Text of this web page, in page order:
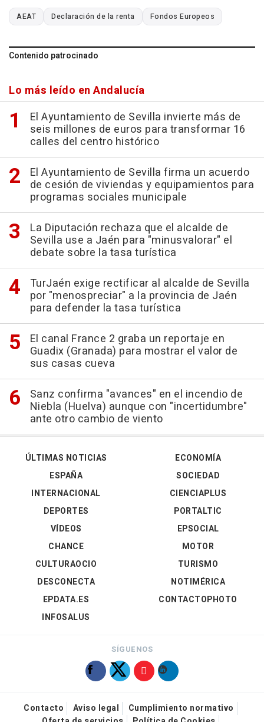
AEAT Declaración de la renta Fondos Europeos
Contenido patrocinado
Lo más leído en Andalucía
El Ayuntamiento de Sevilla invierte más de
seis millones de euros para transformar 16
calles del centro histórico
El Ayuntamiento de Sevilla firma un acuerdo
de cesión de viviendas y equipamientos para
programas sociales municipale
La Diputación rechaza que el alcalde de
Sevilla use a Jaén para "minusvalorar" el
debate sobre la tasa turística
TurJaén exige rectificar al alcalde de Sevilla
por "menospreciar" a la provincia de Jaén
para defender la tasa turística
El canal France 2 graba un reportaje en
Guadix (Granada) para mostrar el valor de
sus casas cueva
Sanz confirma "avances" en el incendio de
Niebla (Huelva) aunque con "incertidumbre"
ante otro cambio de viento
ÚLTIMAS NOTICIAS
ESPAÑA
INTERNACIONAL
DEPORTES
VÍDEOS
ECONOMÍA
SOCIEDAD
CIENCIAPLUS
PORTALTIC
EPSOCIAL
CHANCE
CULTURAOCIO
DESCONECTA
EPDATA.ES
INFOSALUS
MOTOR
TURISMO
NOTIMÉRICA
CONTACTOPHOTO
SÍGUENOS
Contacto Aviso legal
Cumplimiento normativo